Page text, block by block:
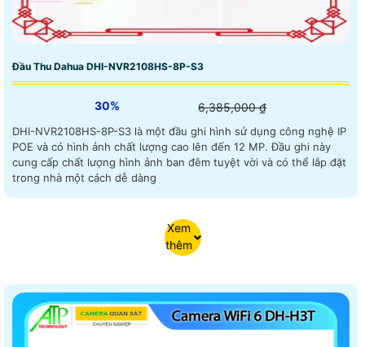
Đầu Thu Dahua DHI-NVR2108HS-8P-S3
30% 6,385,000 ₫
DHI-NVR2108HS-8P-S3 là một đầu ghi hình sử dụng công nghệ IP
POE và có hình ảnh chất lượng cao lên đến 12 MP. Đầu ghi này
cung cấp chất lượng hình ảnh ban đêm tuyệt vời và có thể lắp đặt
trong nhà một cách dễ dàng
Xem
thêm